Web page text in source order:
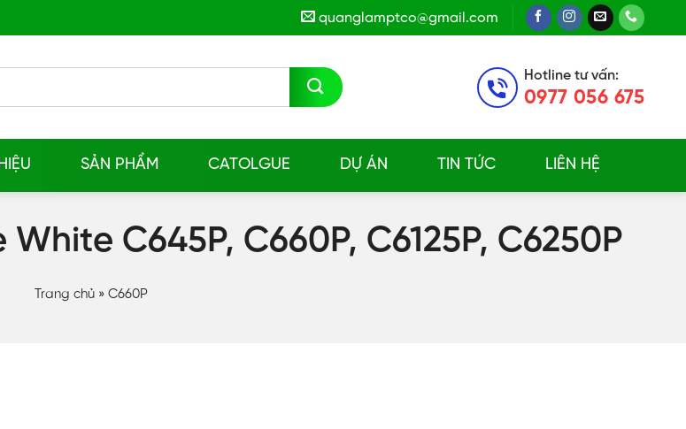
quanglamptco@gmail.com
Hotline tư vấn:
0977 056 675
SẢN PHẨM CATOLGUE DỰ ÁN TIN TỨC LIÊN HỆ
C645P, C660P, C6125P, C6250P
Trang chủ » C660P